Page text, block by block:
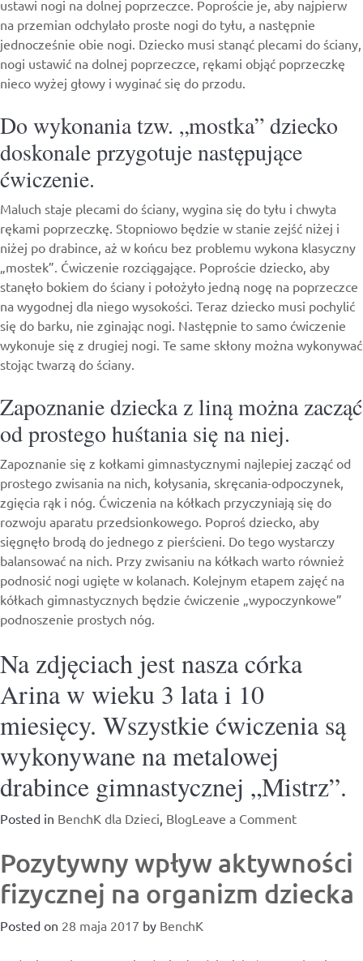
ustawi nogi na dolnej poprzeczce. Poproście je, aby najpierw
na przemian odchylało proste nogi do tyłu, a następnie
jednocześnie obie nogi. Dziecko musi stanąć plecami do ściany,
nogi ustawić na dolnej poprzeczce, rękami objąć poprzeczkę
nieco wyżej głowy i wyginać się do przodu.
Do wykonania tzw. „mostka” dziecko
doskonale przygotuje następujące
ćwiczenie.
Maluch staje plecami do ściany, wygina się do tyłu i chwyta
rękami poprzeczkę. Stopniowo będzie w stanie zejść niżej i
niżej po drabince, aż w końcu bez problemu wykona klasyczny
„mostek”. Ćwiczenie rozciągające. Poproście dziecko, aby
stanęło bokiem do ściany i położyło jedną nogę na poprzeczce
na wygodnej dla niego wysokości. Teraz dziecko musi pochylić
się do barku, nie zginając nogi. Następnie to samo ćwiczenie
wykonuje się z drugiej nogi. Te same skłony można wykonywać
stojąc twarzą do ściany.
Zapoznanie dziecka z liną można zacząć
od prostego huśtania się na niej.
Zapoznanie się z kołkami gimnastycznymi najlepiej zacząć od
prostego zwisania na nich, kołysania, skręcania-odpoczynek,
zgięcia rąk i nóg. Ćwiczenia na kółkach przyczyniają się do
rozwoju aparatu przedsionkowego. Poproś dziecko, aby
sięgnęło brodą do jednego z pierścieni. Do tego wystarczy
balansować na nich. Przy zwisaniu na kółkach warto również
podnosić nogi ugięte w kolanach. Kolejnym etapem zajęć na
kółkach gimnastycznych będzie ćwiczenie „wypoczynkowe”
podnoszenie prostych nóg.
Na zdjęciach jest nasza córka
Arina w wieku 3 lata i 10
miesięcy. Wszystkie ćwiczenia są
wykonywane na metalowej
drabince gimnastycznej „Mistrz”.
Posted in BenchK dla Dzieci, BlogLeave a Commenton
ćwiczeń
dla
dzieci
Pozytywny wpływ aktywności
fizycznej na organizm dziecka
Posted on 28 maja 2017 by BenchK